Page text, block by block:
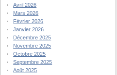
Avril 2026
Mars 2026
Février 2026
Janvier 2026
Décembre 2025
Novembre 2025
Octobre 2025
Septembre 2025
Août 2025